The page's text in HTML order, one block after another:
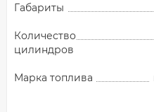
Габариты
Количество
цилиндров
Марка топлива